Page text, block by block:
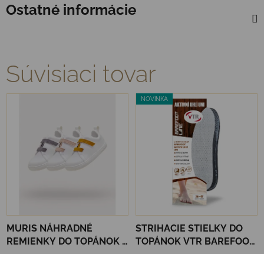
Ostatné informácie
Súvisiaci tovar
MURIS NÁHRADNÉ
REMIENKY DO TOPÁNOK 3
NOVINKA
STRIHACIE STIELKY DO
TOPÁNOK VTR BAREFOOT